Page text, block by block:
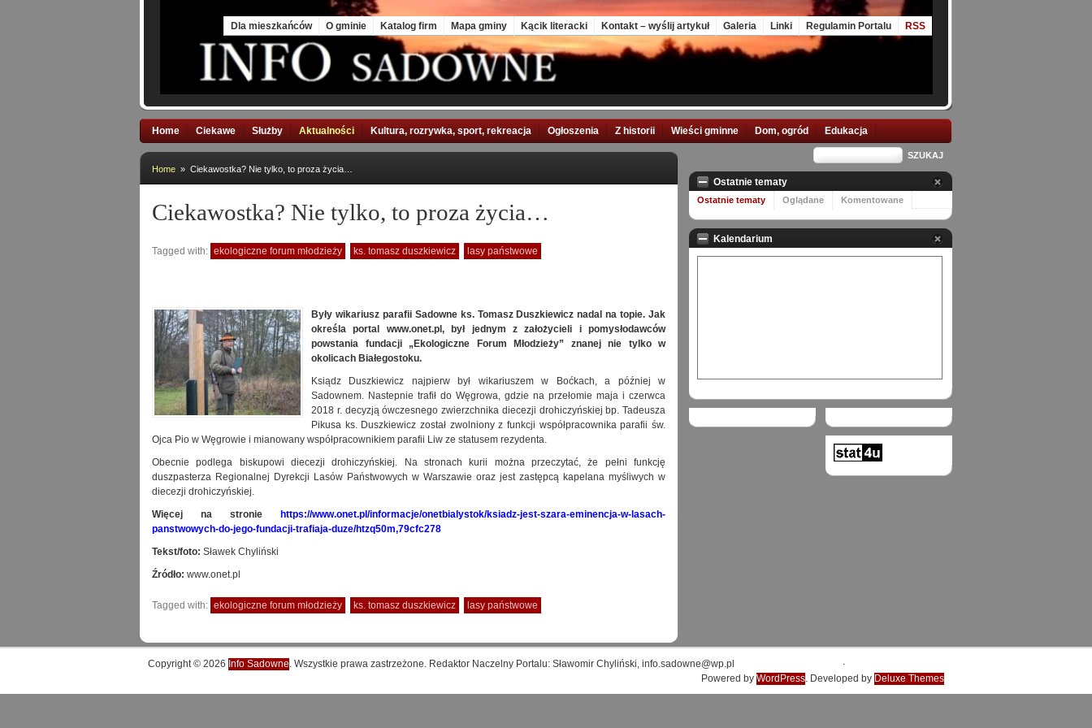
Dla mieszkańców O gminie Katalog firm Mapa gminy Kącik literacki Kontakt – wyślij artykuł Galeria Linki Regulamin Portalu RSS
Home Ciekawe Służby Aktualności Kultura, rozrywka, sport, rekreacja Ogłoszenia Z historii Wieści gminne Dom, ogród Edukacja
Home » Ciekawostka? Nie tylko, to proza życia…
Ciekawostka? Nie tylko, to proza życia…
Tagged with: ekologiczne forum młodzieży ks. tomasz duszkiewicz lasy państwowe
Były wikariusz parafii Sadowne ks. Tomasz Duszkiewicz nadal na topie. Jak
określa portal www.onet.pl,
był jednym z założycieli i pomysłodawców
powstania fundacji „Ekologiczne Forum Młodzieży” znanej nie tylko w
okolicach Białegostoku.
Ksiądz Duszkiewicz najpierw był wikariuszem w Boćkach, a później w
Sadownem. Nastepnie trafił do Węgrowa, gdzie na przełomie maja i czerwca
2018 r. decyzją ówczesnego zwierzchnika diecezji drohiczyńskiej bp. Tadeusza
Pikusa ks. Duszkiewicz został zwolniony z funkcji współpracownika parafii św.
Ojca Pio w Węgrowie i mianowany współpracownikiem parafii Liw ze statusem rezydenta.
Obecnie podlega biskupowi diecezji drohiczyńskiej. Na stronach kurii można przeczytać, że pełni funkcję
duszpasterza Regionalnej Dyrekcji Lasów Państwowych w Warszawie oraz jest zastępcą kapelana myśliwych w
diecezji drohiczyńskiej.
Więcej na stronie
https://www.onet.pl/informacje/onetbialystok/ksiadz-jest-szara-eminencja-w-lasach-
panstwowych-do-jego-fundacji-trafiaja-duze/htzq50m,79cfc278
Tekst/foto: Sławek Chyliński
Źródło: www.onet.pl
Tagged with: ekologiczne forum młodzieży ks. tomasz duszkiewicz lasy państwowe
Ostatnie tematy
Ostatnie tematy Oglądane Komentowane
Kalendarium
Copyright © 2026 Info Sadowne. Wszystkie prawa zastrzeżone. Redaktor Naczelny Portalu: Sławomir Chyliński, info.sadowne@wp.pl
.
Powered by WordPress. Developed by Deluxe Themes